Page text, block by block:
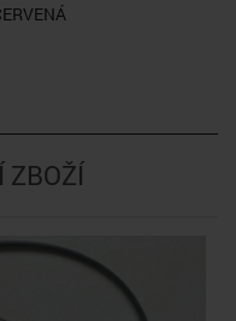
ZBOŽÍ